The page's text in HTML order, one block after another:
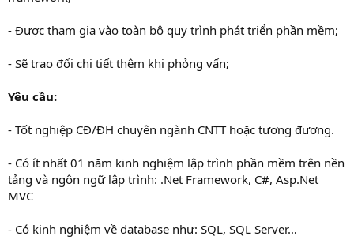
- Được tham gia vào toàn bộ quy trình phát triển phần mềm;
- Sẽ trao đổi chi tiết thêm khi phỏng vấn;
Yêu cầu:
- Tốt nghiệp CĐ/ĐH chuyên ngành CNTT hoặc tương đương.
- Có ít nhất 01 năm kinh nghiệm lập trình phần mềm trên nền
tảng và ngôn ngữ lập trình: .Net Framework, C#, Asp.Net
MVC
- Có kinh nghiệm về database như: SQL, SQL Server…